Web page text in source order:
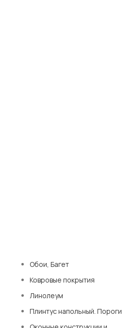
Обои, Багет
Ковровые покрытия
Линолеум
Плинтус напольный. Пороги